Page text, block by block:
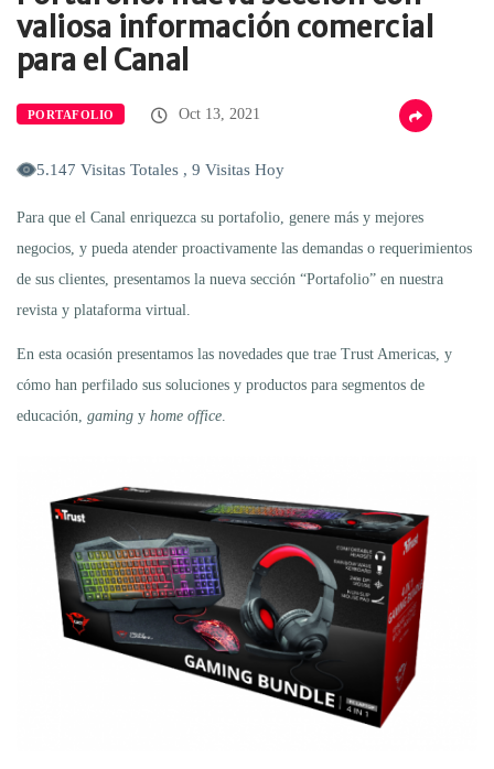
valiosa información comercial
para el Canal
PORTAFOLIO Oct 13, 2021
5.147 Visitas Totales , 9 Visitas Hoy
Para que el Canal enriquezca su portafolio, genere más y mejores
negocios, y pueda atender proactivamente las demandas o requerimientos
de sus clientes, presentamos la nueva sección “Portafolio” en nuestra
revista y plataforma virtual.
En esta ocasión presentamos las novedades que trae Trust Americas, y
cómo han perfilado sus soluciones y productos para segmentos de
educación, gaming y home office